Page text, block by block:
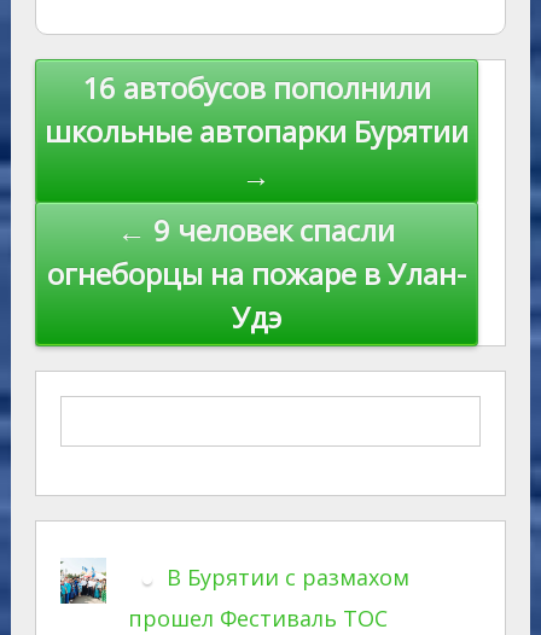
ki
Навигация
16 автобусов пополнили
школьные автопарки Бурятии
→
← 9 человек спасли
огнеборцы на пожаре в Улан-
Удэ
В Бурятии с размахом
прошел Фестиваль ТОС